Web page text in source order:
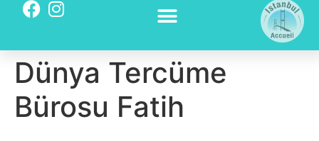
Dünya Tercüme
Bürosu Fatih